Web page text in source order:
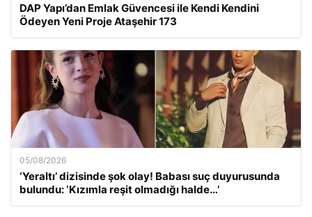
DAP Yapı’dan Emlak Güvencesi ile Kendi Kendini
Ödeyen Yeni Proje Ataşehir 173
05/08/2026
‘Yeraltı’ dizisinde şok olay! Babası suç duyurusunda
bulundu: ‘Kızımla reşit olmadığı halde…’